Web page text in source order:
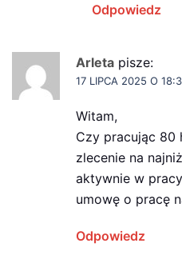
Odpowiedz
Arleta pisze:
17 LIPCA 2025 O
Witam,
Czy pracując 80
zlecenie na
aktywnie w
umowę o pracę
Odpowiedz